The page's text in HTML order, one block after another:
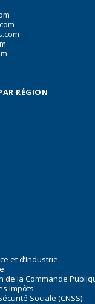
RÉGION
et d’Industrie
de la Commande
Impôts
Sociale (CNSS)